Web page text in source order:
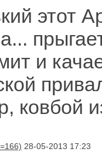
этот
и
ковбой
28-05-2013 17:23